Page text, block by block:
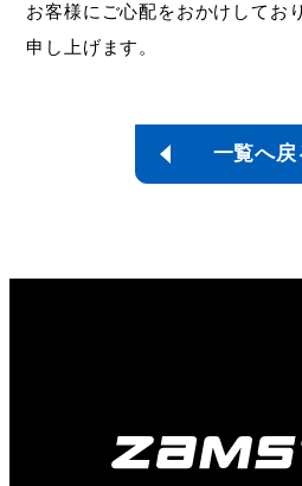
お客様にご心配をおかけしてお
申し上げます。
一覧へ戻